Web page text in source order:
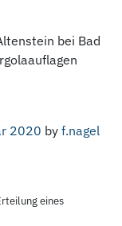
bei Bad
2020 byf.nagel
eines